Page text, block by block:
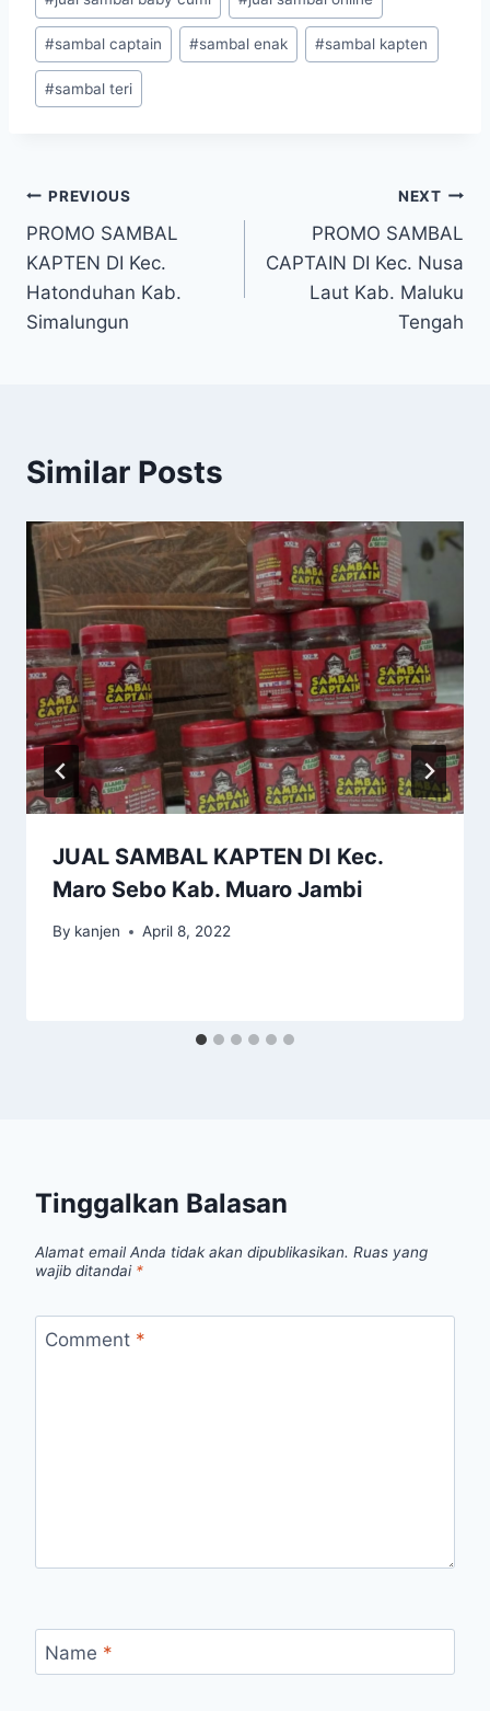
#sambal captain #sambal enak #sambal kapten
#sambal teri
PREVIOUS
PROMO SAMBAL
KAPTEN DI Kec.
Hatonduhan Kab.
Simalungun
NEXT
PROMO SAMBAL
CAPTAIN DI Kec. Nusa
Laut Kab. Maluku
Tengah
Similar Posts
JUAL SAMBAL KAPTEN DI Kec.
Maro Sebo Kab. Muaro Jambi
By kanjen April 8, 2022
Tinggalkan Balasan
Alamat email Anda tidak akan dipublikasikan. Ruas yang
wajib ditandai *
Comment *
Name *